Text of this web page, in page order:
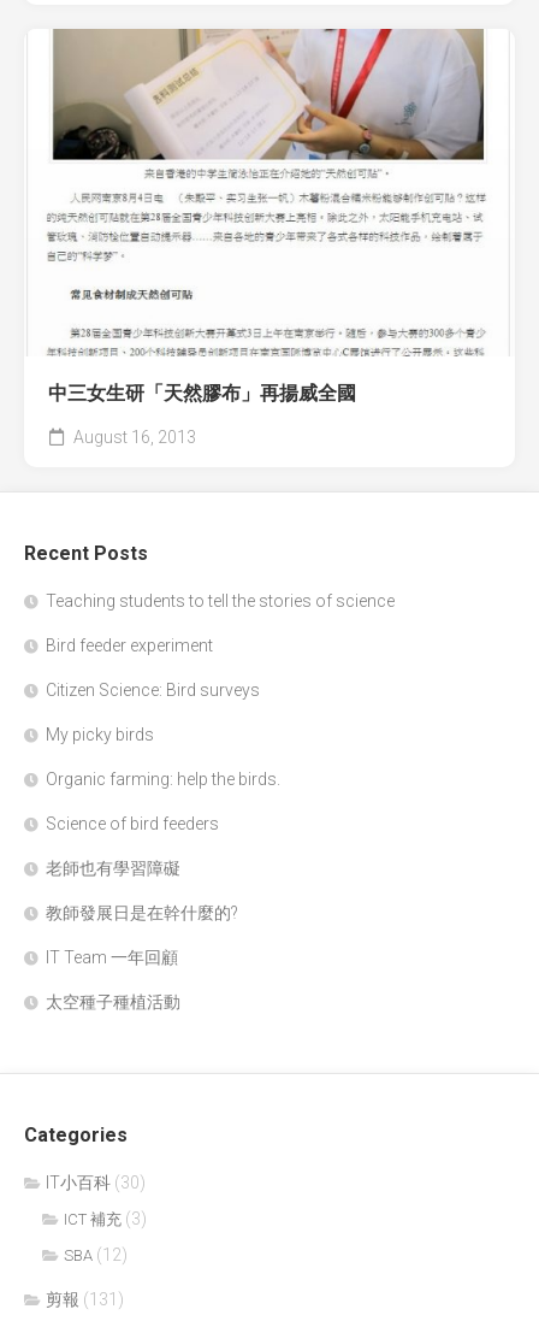
中三女生研「天然膠布」再揚威全國
August 16, 2013
Recent Posts
Teaching students to tell the stories of science
Bird feeder experiment
Citizen Science: Bird surveys
My picky birds
Organic farming: help the birds.
Science of bird feeders
老師也有學習障礙
教師發展日是在幹什麼的?
IT Team 一年回顧
太空種子種植活動
Categories
IT小百科 (30)
ICT 補充 (3)
SBA (12)
剪報 (131)